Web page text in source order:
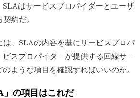
はサービスプロパイダーとユーザ
約だ。
、SLAの内容を基にサービスプロパ
スプロパイダーが提供する回線サー
ような項目を確認すればいいのか。
」の項目はこれだ